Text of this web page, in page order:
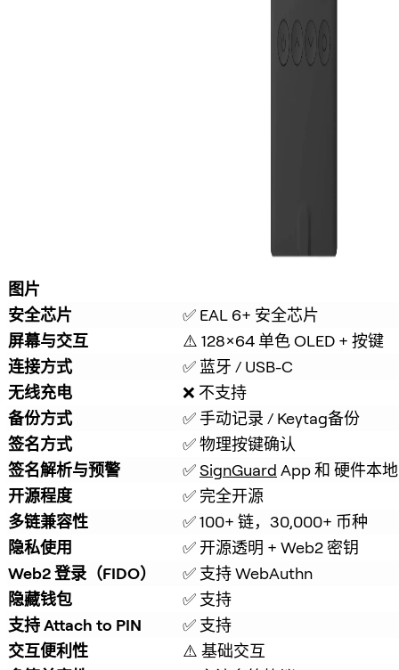
图片
安全芯片
✅ EAL 6+ 安全芯片
屏幕与交互
⚠️ 128×64 单色 OLED + 按键
连接方式
✅ 蓝牙 / USB-C
无线充电
❌ 不支持
备份方式
✅ 手动记录 / Keytag备份
签名方式
✅ 物理按键确认
签名解析与预警
✅ SignGuard App 和 硬件本
开源程度
✅ 完全开源
多链兼容性
✅ 100+ 链，30,000+ 币种
隐私使用
✅ 开源透明 + Web2 密钥
Web2 登录（FIDO）
✅ 支持 WebAuthn
隐藏钱包
✅ 支持
支持 Attach to PIN
✅ 支持
交互便利性
⚠️ 基础交互